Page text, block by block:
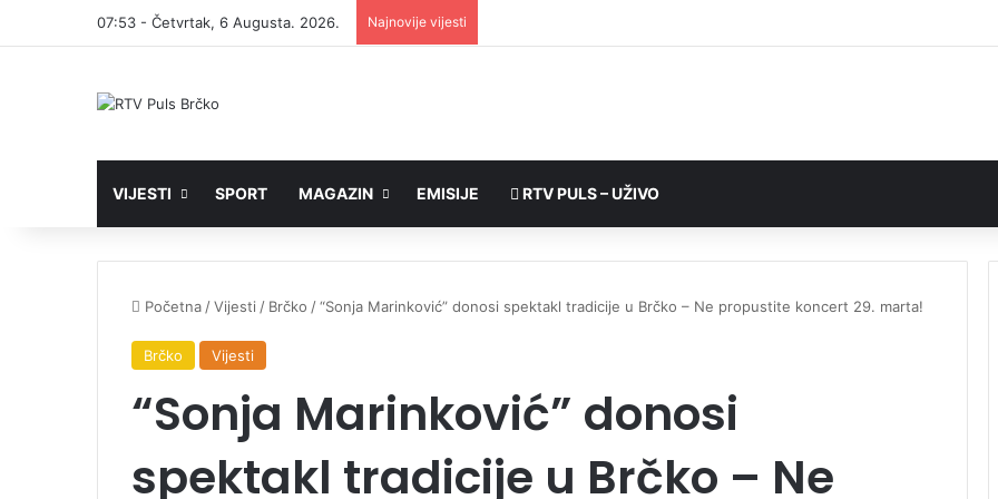
07:53 - Četvrtak, 6 Augusta. 2026. Najnovije vijesti
VIJESTI SPORT MAGAZIN EMISIJE RTV PULS – UŽIVO
Početna /Vijesti / Brčko /“Sonja Marinković” donosi spektakl tradicije u Brčko – Ne propustite koncert 29. marta!
Brčko Vijesti
“Sonja Marinković” donosi
spektakl tradicije u Brčko – Ne